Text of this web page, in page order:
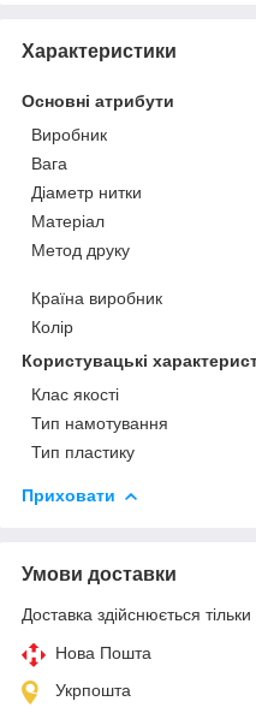
Характеристики
Основні атрибути
Виробник
Вага
Діаметр нитки
Матеріал
Метод друку
Країна виробник
Колір
Користувацькі
Клас якості
Тип намотування
Тип пластику
Приховати
Умови доставки
Доставка здійснюється
Нова Пошта
Укрпошта